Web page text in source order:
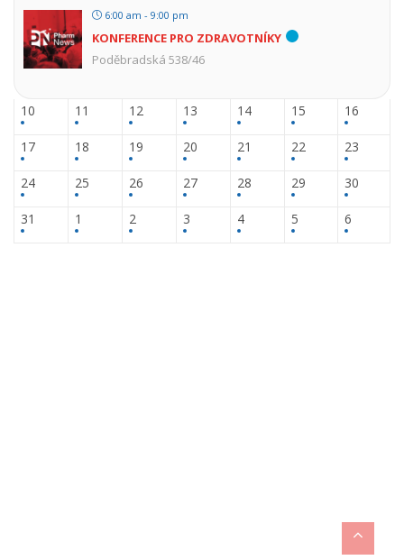
6:00 am - 9:00 pm
KONFERENCE PRO ZDRAVOTNÍKY
Poděbradská 538/46
10 11 12 13 14 15 16
17 18 19 20 21 22 23
24 25 26 27 28 29 30
31 1 2 3 4 5 6